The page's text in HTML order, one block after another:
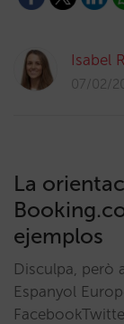
Isabel
07/02/
La
ejemplos
Disculpa, però
Espanyol